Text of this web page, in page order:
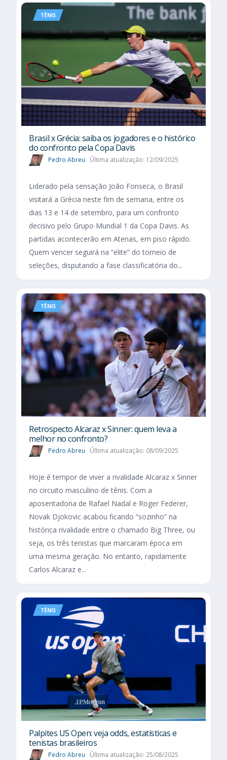
TÊNIS
Brasil x Grécia: saiba os jogadores e o histórico
do confronto pela Copa Davis
Pedro Abreu Última atualização: 12/09/2025
Liderado pela sensação João Fonseca, o Brasil
visitará a Grécia neste fim de semana, entre os
dias 13 e 14 de setembro, para um confronto
decisivo pelo Grupo Mundial 1 da Copa Davis. As
partidas acontecerão em Atenas, em piso rápido.
Quem vencer seguirá na “elite” do torneio de
seleções, disputando a fase classificatória do...
TÊNIS
Retrospecto Alcaraz x Sinner: quem leva a
melhor no confronto?
Pedro Abreu Última atualização: 08/09/2025
Hoje é tempor de viver a rivalidade Alcaraz x Sinner
no circuito masculino de tênis. Com a
aposentadoria de Rafael Nadal e Roger Federer,
Novak Djokovic acabou ficando “sozinho” na
histórica rivalidade entre o chamado Big Three, ou
seja, os três tenistas que marcaram época em
uma mesma geração. No entanto, rapidamente
Carlos Alcaraz e...
TÊNIS
Palpites US Open: veja odds, estatísticas e
tenistas brasileiros
Pedro Abreu Última atualização: 25/08/2025